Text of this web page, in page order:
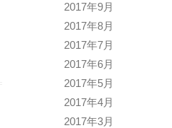
2017年9月
2017年8月
2017年7月
2017年6月
2017年5月
2017年4月
2017年3月